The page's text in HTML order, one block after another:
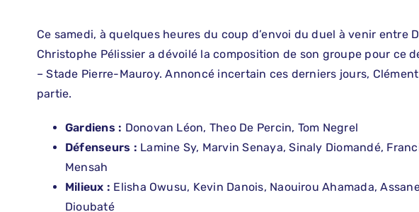
Ce samedi, à quelques heures du coup d’envoi du duel à venir entre
Christophe Pélissier a dévoilé la composition de son groupe pour ce
– Stade Pierre-Mauroy. Annoncé incertain ces derniers jours,
partie.
Gardiens : Donovan Léon, Theo De Percin, Tom Negrel
Défenseurs : Lamine Sy, Marvin Senaya, Sinaly Diomandé,
Mensah
Milieux : Elisha Owusu, Kevin Danois, Naouirou Ahamada,
Dioubaté